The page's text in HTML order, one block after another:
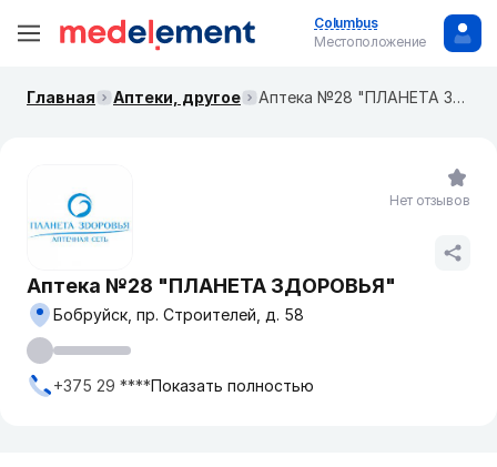
Columbus
Местоположение
Главная Аптеки, другое Аптека №28 "ПЛАНЕТА ЗДОРОВЬЯ"
Аптека №28 "ПЛАНЕТА ЗДОРОВЬЯ"
Бобруйск, пр. Строителей, д. 58
+375 29 ****Показать полностью
Нет отзывов